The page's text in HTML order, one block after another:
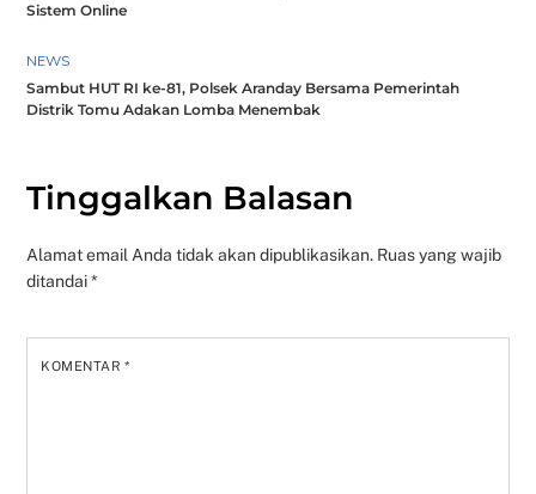
Sistem Online
NEWS
Sambut HUT RI ke-81, Polsek Aranday Bersama Pemerintah
Distrik Tomu Adakan Lomba Menembak
Tinggalkan Balasan
Alamat email Anda tidak akan dipublikasikan. Ruas yang wajib
ditandai*
KOMENTAR*